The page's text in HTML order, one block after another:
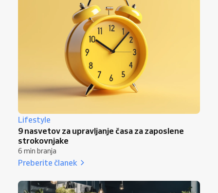
Lifestyle
9 nasvetov za upravljanje časa za zaposlene
strokovnjake
6 min branja
Preberite članek